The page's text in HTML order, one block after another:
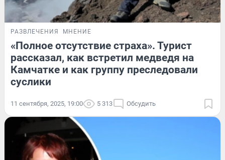
РАЗВЛЕЧЕНИЯ МНЕНИЕ
«Полное отсутствие страха». Турист
рассказал, как встретил медведя на
Камчатке и как группу преследовали
суслики
11 сентября, 2025, 19:00 5 313 Обсудить